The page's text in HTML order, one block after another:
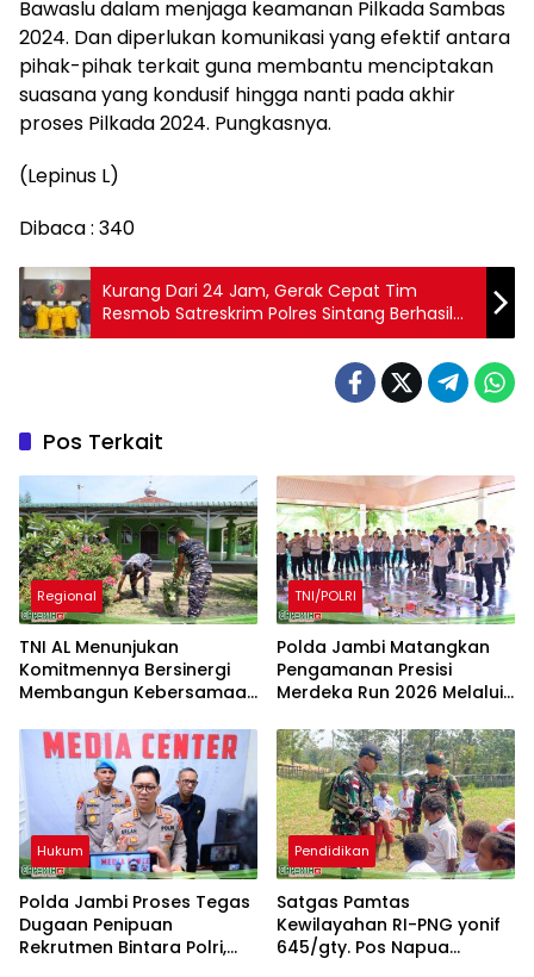
Bawaslu dalam menjaga keamanan Pilkada Sambas
2024. Dan diperlukan komunikasi yang efektif antara
pihak-pihak terkait guna membantu menciptakan
suasana yang kondusif hingga nanti pada akhir
proses Pilkada 2024. Pungkasnya.
(Lepinus L)
Dibaca : 340
Kurang Dari 24 Jam, Gerak Cepat Tim
Resmob Satreskrim Polres Sintang Berhasil
Ungkap Kasus Pencurian Rumah di Masuka
Pos Terkait
Regional
TNI AL Menunjukan
Komitmennya Bersinergi
Membangun Kebersamaan
Limau Manis
TNI/POLRI
Polda Jambi Matangkan
Pengamanan Presisi
Merdeka Run 2026 Melalui
Hukum
Polda Jambi Proses Tegas
Dugaan Penipuan
Rekrutmen Bintara Polri,
Pendidikan
Satgas Pamtas
Kewilayahan RI-PNG yonif
645/gty. Pos Napua